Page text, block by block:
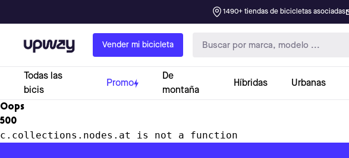
1490+ tiendas de bicicletas asociadas
Upway Vender mi bicicleta
Todas las
bicis
Promo
De
montaña
Híbridas Urbanas
Oops
500
c.collections.nodes.at is not a function